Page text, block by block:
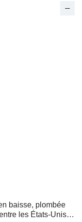
baisse, plombée
les États-Unis et